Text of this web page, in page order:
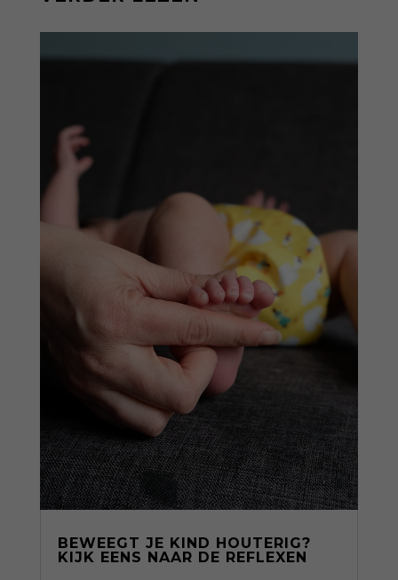
BEWEEGT JE KIND HOUTERIG?
KIJK EENS NAAR DE REFLEXEN